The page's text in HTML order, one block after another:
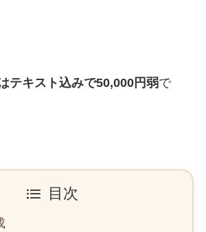
テキスト込みで50,000円弱で
目次